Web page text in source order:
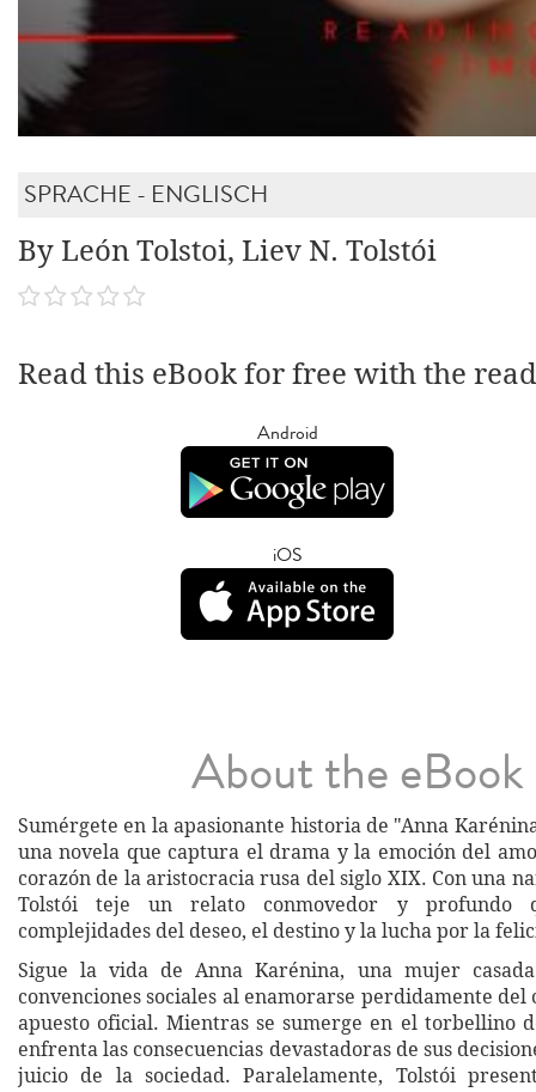
SPRACHE - ENGLISCH
By León Tolstoi, Liev N. Tolstói
Read this eBook for free with the
Android
iOS
About the eBook
Sumérgete en la apasionante historia de "Anna
una novela que captura el drama y la emoción del
corazón de la aristocracia rusa del siglo XIX. Con una
Tolstói teje un relato conmovedor y profundo
complejidades del deseo, el destino y la lucha por la
Sigue la vida de Anna Karénina, una mujer
convenciones sociales al enamorarse perdidamente del
apuesto oficial. Mientras se sumerge en el torbellino
enfrenta las consecuencias devastadoras de sus
juicio de la sociedad. Paralelamente, Tolstói